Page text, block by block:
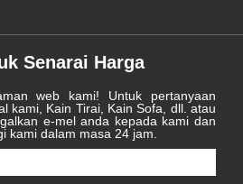
Senarai Harga
web kami! Untuk pertanyaan
kami, Kain Tirai, Kain Sofa, dll. atau
e-mel anda kepada kami dan
kami dalam masa 24 jam.